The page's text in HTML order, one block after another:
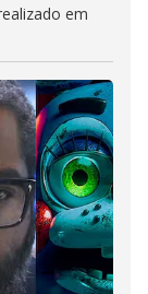
em